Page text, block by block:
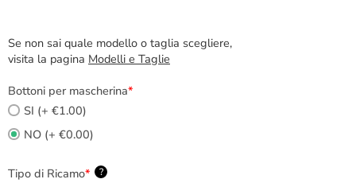
Se non sai quale modello o taglia scegliere,
visita la pagina Modelli e Taglie
Bottoni per mascherina*
SI (+ €1.00)
NO (+ €0.00)
Tipo di Ricamo* ?